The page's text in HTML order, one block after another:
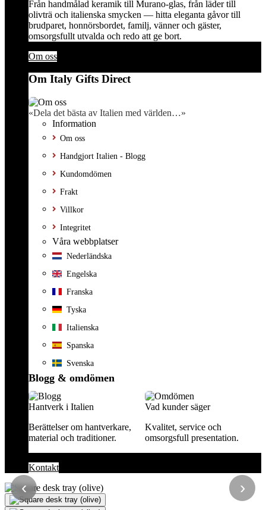
Från handmålad keramik till Murano-glas, från läder till
olivträ och italienska smycken — hitta eleganta gåvor till
brudparet, honnörsbordet, familj, vänner och gäster,
omsorgsfullt utvalda och redo att ge bort.
Om oss
Om Italy Gifts Direct
«Dela det bästa av Italien med världen…»
Information
Om oss
Handgjort Italien - Blogg
Kundomdömen
Frakt
Villkor
Integritet
Våra webbplatser
Nederländska
Engelska
Franska
Tyska
Italienska
Spanska
Svenska
Blogg & omdömen
Hantverk i Italien
Berättelser om hantverkare,
material och traditioner.
Vad kunder säger
Kvalitet, service och
omsorgsfull presentation.
Kontakt
‹ ›